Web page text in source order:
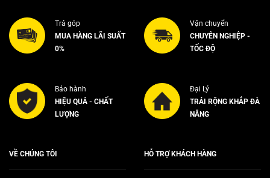
Trả góp
MUA HÀNG LÃI SUẤT
0%
Vận chuyển
CHUYÊN NGHIỆP -
TỐC ĐỘ
Bảo hành
HIỆU QUẢ - CHẤT
LƯỢNG
Đại Lý
TRẢI RỘNG KHẮP ĐÀ
NẴNG
VỀ CHÚNG TÔI HỖ TRỢ KHÁCH HÀNG